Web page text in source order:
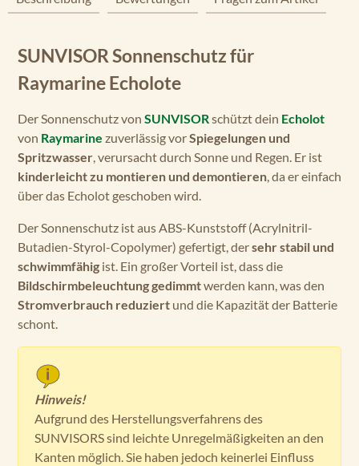
SUNVISOR Sonnenschutz für
Raymarine Echolote
Der Sonnenschutz von SUNVISORschützt dein Echolot
von Raymarine zuverlässig vorSpiegelungen und
Spritzwasser, verursacht durch Sonne und Regen. Er ist
kinderleicht zu montieren und demontieren, da er einfach
über das Echolot geschoben wird.
Der Sonnenschutz ist aus ABS-Kunststoff (Acrylnitril-
Butadien-Styrol-Copolymer) gefertigt, dersehr stabil und
schwimmfähig ist. Ein großer Vorteil ist, dass die
Bildschirmbeleuchtung gedimmtwerden kann, was den
Stromverbrauch reduziert und die Kapazität der Batterie
schont.
Hinweis!
Aufgrund des Herstellungsverfahrens des
SUNVISORS sind leichte Unregelmäßigkeiten an den
Kanten möglich. Sie haben jedoch keinerlei Einfluss